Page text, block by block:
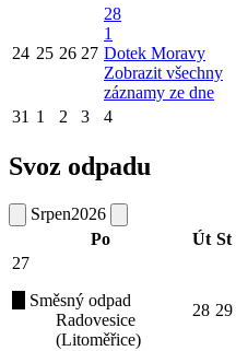
24 25 26 27
28
1
Dotek Moravy
Zobrazit všechny
záznamy ze dne
31 1 2 3 4
Svoz odpadu
Srpen2026
Po
Út St
27
Směsný odpad
Radovesice
(Litoměřice)
28 29